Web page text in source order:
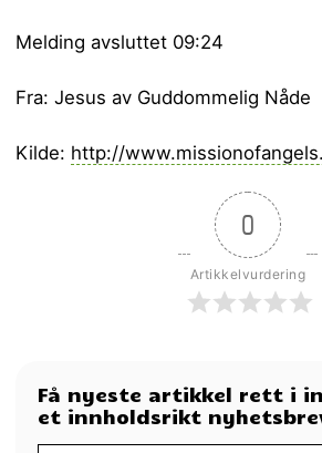
Melding avsluttet 09:24
Fra: Jesus av Guddommelig Nåde
Kilde: http://
0
Artikkelvurdering
Få nyeste artikkel rett i
et innholdsrikt